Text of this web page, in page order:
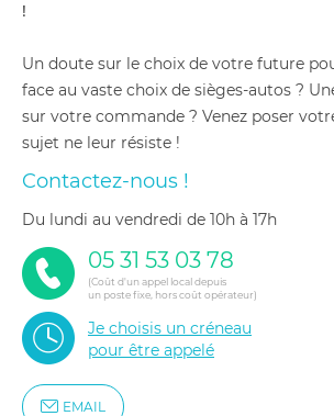
!
Un doute sur le choix de votre future
face au vaste choix de sièges-autos ?
sur votre commande ? Venez poser
sujet ne leur résiste !
Contactez-nous !
du lundi au vendredi de 10h à 17h
05 31 53 03 78
(Coût d'un appel local depuis
un poste fixe, hors coût opérateur)
Je choisis un créneau
pour être appelé
EMAIL